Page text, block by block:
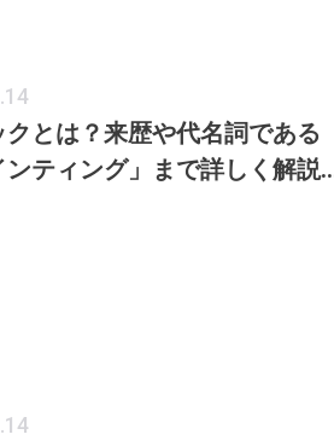
とは？来歴や代名詞である
ティング」まで詳しく解説